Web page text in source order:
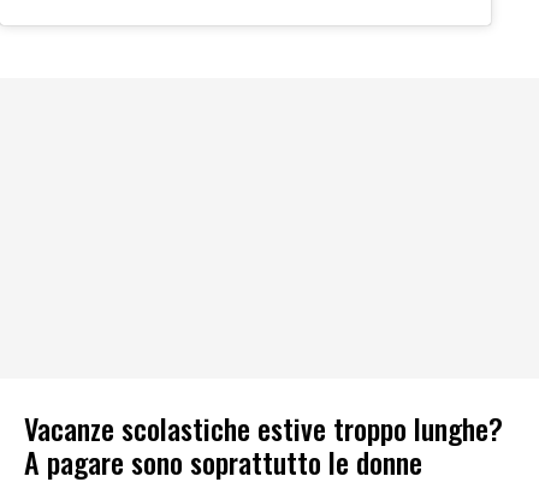
Vacanze scolastiche estive troppo lunghe?
A pagare sono soprattutto le donne